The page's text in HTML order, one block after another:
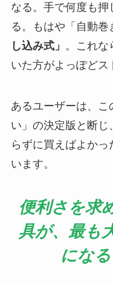
なる。手で何度も押
る。もはや「自動巻
し込み式」 。これな
いた方がよっぽどス
あるユーザーは、
い」の決定版と断
らずに買えばよか
います。
便利さを求
具が、最も
になる